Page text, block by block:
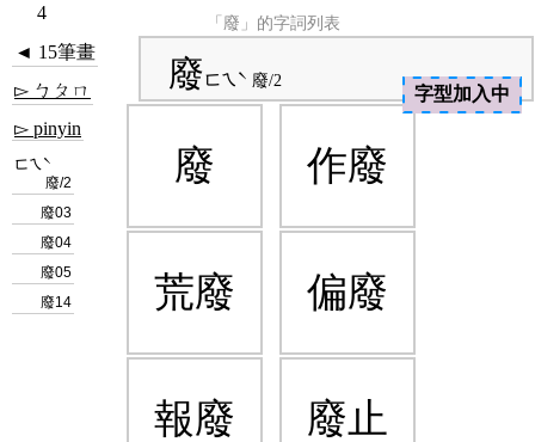
「廢」的字詞列表
◄ 15筆畫
▻ ㄅㄆㄇ
▻ pinyin
ㄈㄟˋ
廢/2
廢03
廢04
廢05
廢14
廢ㄈㄟˋ 廢/2
廢 作廢
荒廢 偏廢
報廢 廢止
4
字型加入中